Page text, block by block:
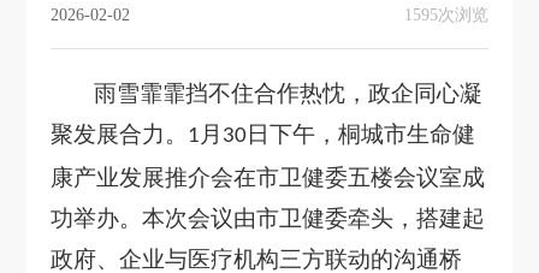
社会责任
加入我们
2026-02-02 1595次浏览
雨雪霏霏挡不住合作热忱，政企同心凝
聚发展合力。 1 月 30 日下午，桐城市生命健
康产业发展推介会在市卫健委五楼会议室成
功举办。本次会议由市卫健委牵头，搭建起
政府、企业与医疗机构三方联动的沟通桥